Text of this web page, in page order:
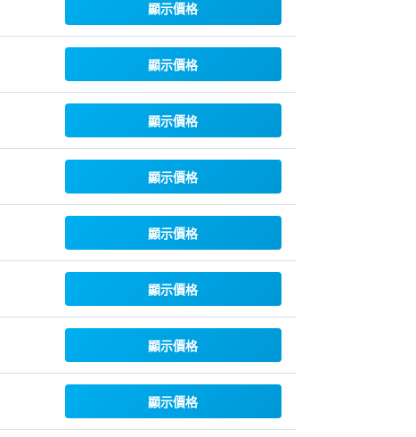
顯示價格
顯示價格
顯示價格
顯示價格
顯示價格
顯示價格
顯示價格
顯示價格